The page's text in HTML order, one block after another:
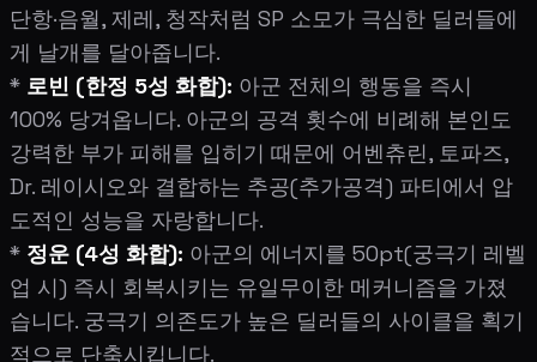
단항·음월, 제레, 청작처럼 SP 소모가 극심한 딜러들에
게 날개를 달아줍니다.
* 로빈 (한정 5성 화합): 아군 전체의 행동을 즉시
100% 당겨옵니다. 아군의 공격 횟수에 비례해 본인도
강력한 부가 피해를 입히기 때문에 어벤츄린, 토파즈,
Dr. 레이시오와 결합하는 추공(추가공격) 파티에서 압
도적인 성능을 자랑합니다.
* 정운 (4성 화합): 아군의 에너지를 50pt(궁극기 레벨
업 시) 즉시 회복시키는 유일무이한 메커니즘을 가졌
습니다. 궁극기 의존도가 높은 딜러들의 사이클을 획기
적으로 단축시킵니다.